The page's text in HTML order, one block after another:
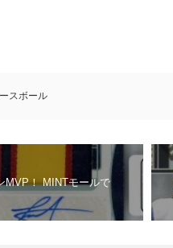
スボール
MVP！ MINTモールで
円で売買！【コラ
】